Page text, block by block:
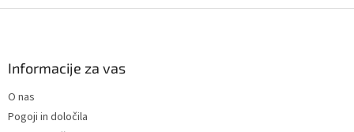
Informacije za vas
O nas
Pogoji in določila